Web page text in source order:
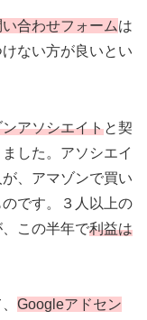
い合わせフォームは
ない方が良いとい
アソシエイトと契
した。アソシエイ
、アマゾンで買い
です。３人以上の
この半年で利益は
Googleアドセン